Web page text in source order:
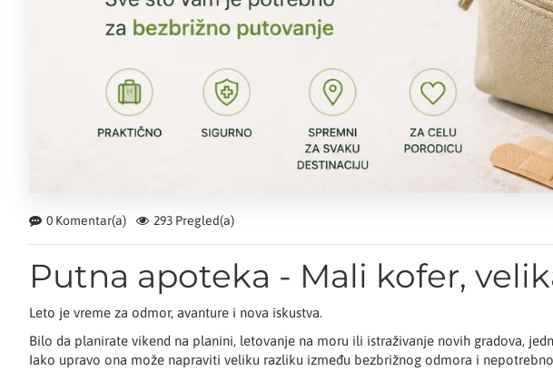
0 Komentar(a) 293 Pregled(a)
Putna apoteka - Mali kofer,
Leto je vreme za odmor, avanture i nova iskustva.
Bilo da planirate vikend na planini, letovanje na moru ili istraživanje novih gradova,
Iako upravo ona može napraviti veliku razliku između bezbrižnog odmora i